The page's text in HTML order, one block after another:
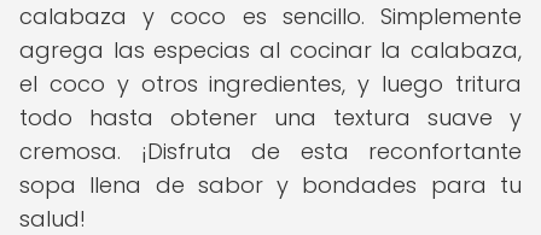
calabaza y coco es sencillo. Simplemente
agrega las especias al cocinar la calabaza,
el coco y otros ingredientes, y luego tritura
todo hasta obtener una textura suave y
cremosa. ¡Disfruta de esta reconfortante
sopa llena de sabor y bondades para tu
salud!